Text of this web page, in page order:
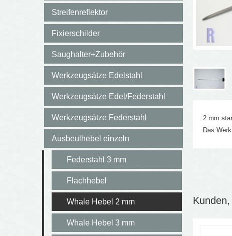
Streifenreflektor
Fixierschilder
Saughalter+Zubehör
Werkzeugsätze Edelstahl
Werkzeugsätze Edel/Federstahl
Werkzeugsätze Federstahl
Ausbeulhebel einzeln
Federstahl 3 mm
Flachhebel
Whale Hebel 2 mm
Whale Hebel 3 mm
2 mm
Das